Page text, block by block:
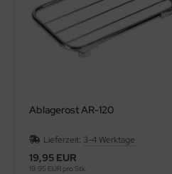
Ablagerost AR-120
Lieferzeit: 3-4 Werktage
19,95 EUR
19,95 EUR pro Stk.